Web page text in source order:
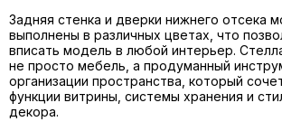
Задняя стенка и дверки нижнего отсека
выполнены в различных цветах, что
вписать модель в любой интерьер.
не просто мебель, а продуманный
организации пространства, который
функции витрины, системы хранения и
декора.